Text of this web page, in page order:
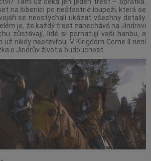
Tam už čeká jen jeden trest – oprátka.
na šibenici po nešťastné loupeži, která se
se neostýchali ukázat všechny detaily.
je, že každý trest zanechává na Jindrovi
zůstávají, lidé si pamatují vaši hanbu, a
už nikdy neotevřou. V Kingdom Come II není
o Jindrův život a budoucnost.